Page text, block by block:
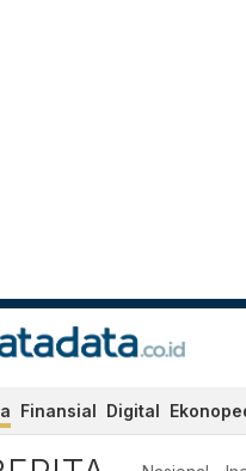
Finansial Digital